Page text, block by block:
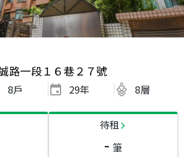
路一段１６巷２７號
8戶 29年 8層
待租
- 筆